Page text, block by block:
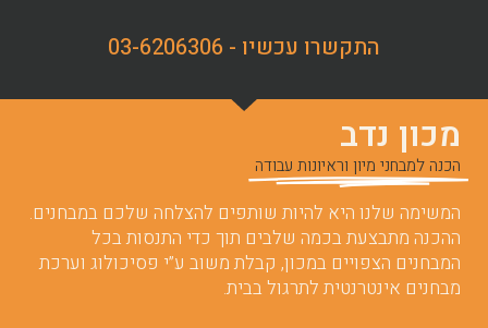
התקשרו עכשיו - 03-6206306
מכון נדב
הכנה למבחני מיון וראיונות עבודה
המשימה שלנו היא להיות שותפים להצלחה שלכם במבחנים.
ההכנה מתבצעת בכמה שלבים תוך כדי התנסות בכל
המבחנים הצפויים במכון, קבלת משוב ע”י פסיכולוג וערכת
מבחנים אינטרנטית לתרגול בבית.